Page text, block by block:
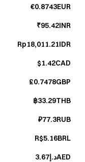
€0.8743EUR
₹95.42INR
Rp18,011.21IDR
$1.42CAD
£0.7478GBP
฿33.29THB
₽77.3RUB
R$5.16BRL
د.إ3.67AED